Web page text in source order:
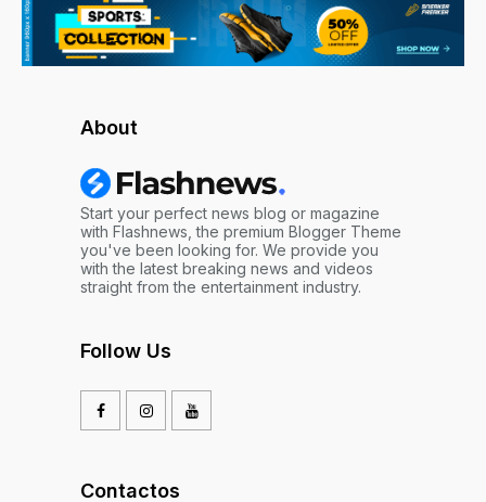
About
Start your perfect news blog or magazine
with Flashnews, the premium Blogger Theme
you've been looking for. We provide you
with the latest breaking news and videos
straight from the entertainment industry.
Follow Us
Contactos